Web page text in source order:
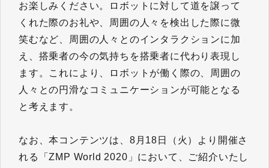
お楽しみください。ロボットに対して道を譲って
くれた際のお礼や、周囲の人々を検出した際に微
笑むなど、周囲の人々とのインタラクションに加
え、搭乗者の今の気持ちを搭乗者に代わり表現し
ます。これにより、ロボットが働く際の、周囲の
人々との円滑なコミュニケーションが可能となる
と考えます。
なお、本コンテンツは、8月18日（火）より開催さ
れる「ZMP World 2020」において、ご紹介いたし